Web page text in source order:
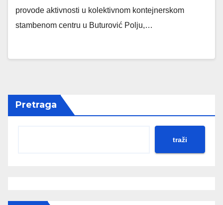
provode aktivnosti u kolektivnom kontejnerskom
stambenom centru u Buturović Polju,…
Pretraga
traži